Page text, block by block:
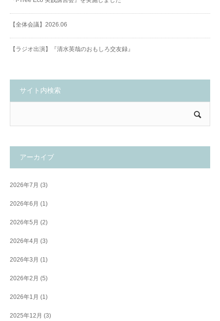
【全体会議】2026.06
【ラジオ出演】『清水英哉のおもしろ交友録』
サイト内検索
アーカイブ
2026年7月 (3)
2026年6月 (1)
2026年5月 (2)
2026年4月 (3)
2026年3月 (1)
2026年2月 (5)
2026年1月 (1)
2025年12月 (3)